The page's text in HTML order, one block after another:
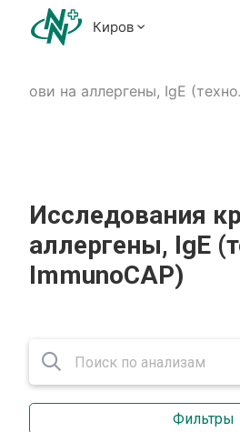
Киров
крови на аллергены, IgE
Исследования
аллергены, IgE
ImmunoCAP)
Фильтры